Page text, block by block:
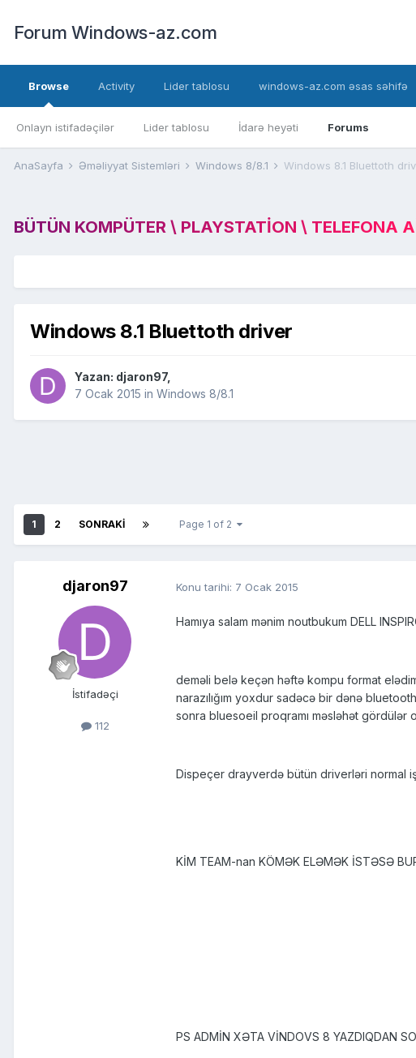
Forum Windows-az.com
Browse
Onlayn istifadəçilər Lider tablosu İdarə heyəti Forums
Activity Lider tablosu windows-az.com əsas səhifə
AnaSayfa Əməliyyat Sistemləri Windows 8/8.1 Windows 8.1 Bluettoth
BÜTÜN KOMPÜTER \ PLAYSTATION \
Windows 8.1 Bluettoth driver
Yazan: djaron97,
7 Ocak 2015 in Windows 8/8.1
1 2 SONRAKI Page 1 of 2
djaron97
İstifadəçi
112
Konu tarihi: 7 Ocak 2015
Hamıya salam mənim noutbukum DELL
deməli belə keçən həftə kompu format
narazılığım yoxdur sadəcə bir dənə
sonra bluesoeil proqramı məsləhət gördülər
Dispeçer drayverdə bütün driverləri normal
KİM TEAM-nan KÖMƏK ELƏMƏK İSTƏSƏ
PS ADMİN XƏTA VİNDOVS 8 YAZDIQDAN